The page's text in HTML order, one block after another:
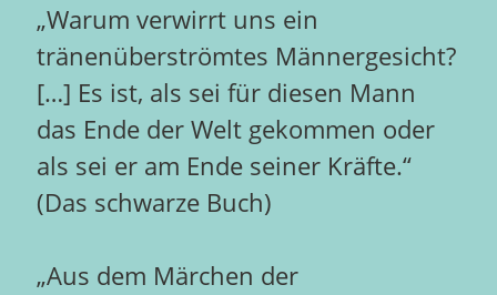
„Warum verwirrt uns ein
tränenüberströmtes Männergesicht?
[…] Es ist, als sei für diesen Mann
das Ende der Welt gekommen oder
als sei er am Ende seiner Kräfte.“
(Das schwarze Buch)
„Aus dem Märchen der